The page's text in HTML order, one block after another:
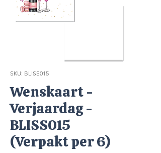
SKU: BLISS015
Wenskaart -
Verjaardag -
BLISS015
(Verpakt per 6)